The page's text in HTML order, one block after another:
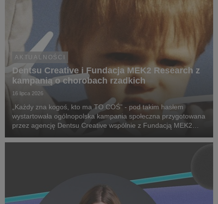
AKTUALNOŚCI
Dentsu Creative i Fundacja MEK2 Research z
kampanią o chorobach rzadkich
16 lipca 2026
„Każdy zna kogoś, kto ma TO COŚ” - pod takim hasłem
wystartowała ogólnopolska kampania społeczna przygotowana
przez agencję Dentsu Creative wspólnie z Fundacją MEK2
chorób rzadkich, zwrócenie uwagi na problemy pac...